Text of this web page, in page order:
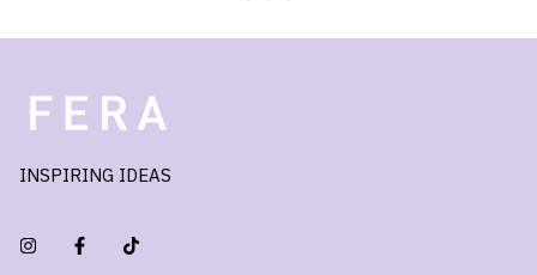
INSPIRING IDEAS